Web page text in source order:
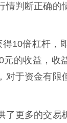
判断正确的
10倍杠杆，
的收益，收
于资金有限
了更多的交易